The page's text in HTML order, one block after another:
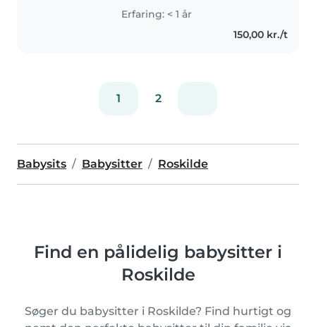
Erfaring: < 1 år
150,00 kr./t
1 2
Babysits Babysitter Roskilde
Find en pålidelig babysitter i
Roskilde
Søger du babysitter i Roskilde? Find hurtigt og